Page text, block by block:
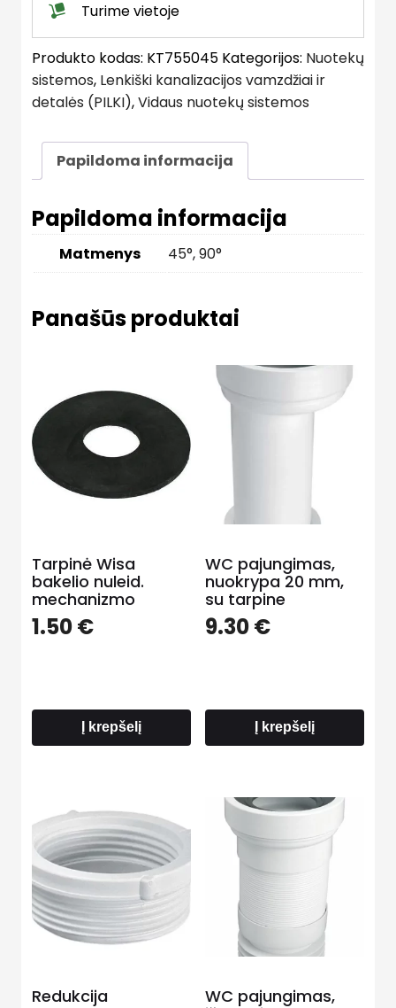
Turime vietoje
Produkto kodas: KT755045 Kategorijos: Nuotekų
sistemos, Lenkiški kanalizacijos vamzdžiai ir
detalės (PILKI),Vidaus nuotekų sistemos
Papildoma informacija
Papildoma informacija
Matmenys 45°,90°
Panašūs produktai
Tarpinė Wisa
bakelio nuleid.
mechanizmo
1.50€
Į krepšelį
WC pajungimas,
nuokrypa 20 mm,
su tarpine
9.30€
Į krepšelį
Redukcija
WC pajungimas,